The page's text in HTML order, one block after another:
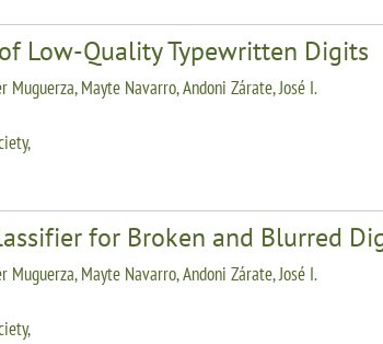
Low-Quality Typewritten Digits
Muguerza, Mayte Navarro, Andoni Zárate, José I.
for Broken and Blurred
Muguerza, Mayte Navarro, Andoni Zárate, José I.